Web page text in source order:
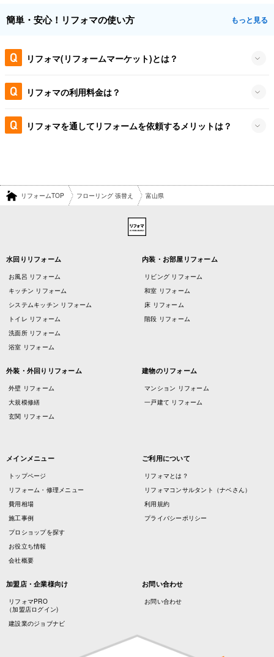
簡単・安心！リフォマの使い方 もっと見る
リフォマ(リフォームマーケット)とは？
リフォマの利用料金は？
リフォマを通してリフォームを依頼するメリットは？
リフォームTOP フローリング 張替え 富山県
水回りリフォーム
お風呂 リフォーム
キッチン リフォーム
システムキッチン リフォーム
トイレ リフォーム
洗面所 リフォーム
浴室 リフォーム
内装・お部屋リフォーム
リビング リフォーム
和室 リフォーム
床 リフォーム
階段 リフォーム
外装・外回りリフォーム
外壁 リフォーム
大規模修繕
玄関 リフォーム
建物のリフォーム
マンション リフォーム
一戸建て リフォーム
メインメニュー
トップページ
リフォーム・修理メニュー
費用相場
施工事例
プロショップを探す
お役立ち情報
会社概要
ご利用について
リフォマとは？
リフォマコンサルタント（ナベさん）
利用規約
プライバシーポリシー
加盟店・企業様向け
リフォマPRO
（加盟店ログイン)
建設業のジョブナビ
お問い合わせ
お問い合わせ